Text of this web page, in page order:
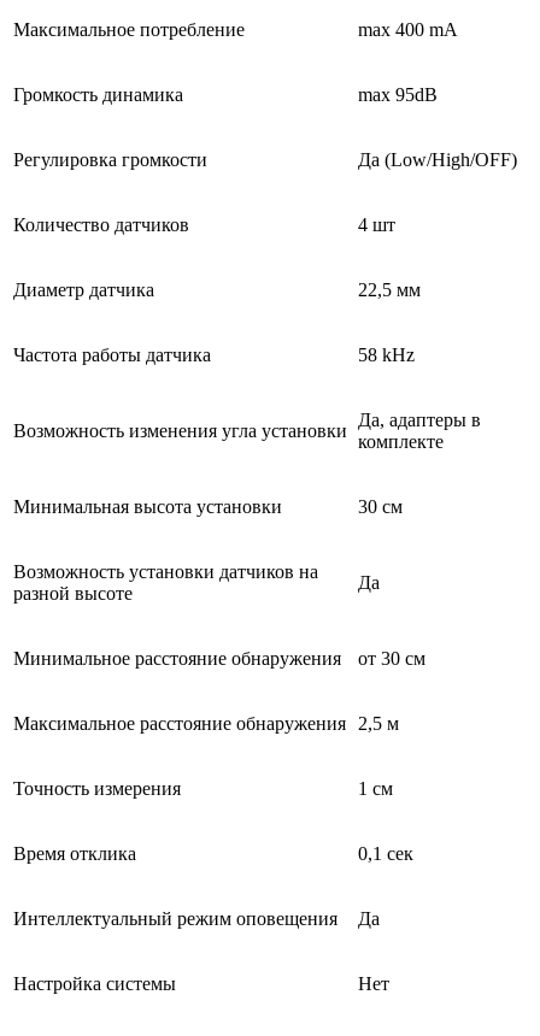
Максимальное потребление max 400 mA
Громкость динамика max 95dB
Регулировка громкости Да (Low/High/OFF)
Количество датчиков 4 шт
Диаметр датчика 22,5 мм
Частота работы датчика 58 kHz
Возможность изменения угла установки
Да, адаптеры в
комплекте
Минимальная высота установки 30 см
Возможность установки датчиков на
разной высоте
Да
Минимальное расстояние обнаружения от 30 см
Максимальное расстояние обнаружения 2,5 м
Точность измерения 1 см
Время отклика 0,1 сек
Интеллектуальный режим оповещения Да
Настройка системы Нет